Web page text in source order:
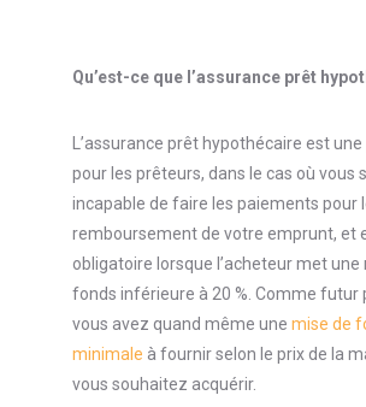
Qu’est-ce que l’assurance prêt
L’assurance prêt hypothécaire est
pour les prêteurs, dans le cas où vous
incapable de faire les paiements pour
remboursement de votre emprunt, et
obligatoire lorsque l’acheteur met une
fonds inférieure à 20 %. Comme futur
vous avez quand même une mise de
minimale à fournir selon le prix de la
vous souhaitez acquérir.